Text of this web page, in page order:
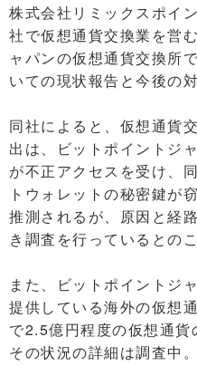
株式会社リミックスポイ
社で仮想通貨交換業を営
ャパンの仮想通貨交換所
いての現状報告と今後の
同社によると、仮想通貨
出は、ビットポイントジ
が不正アクセスを受け、
トウォレットの秘密鍵が
推測されるが、原因と経
き調査を行っているとのこ
また、ビットポイントジ
提供している海外の仮想
で2.5億円程度の仮想通貨
その状況の詳細は調査中。